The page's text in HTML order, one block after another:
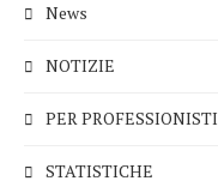
News
NOTIZIE
PER PROFESSIONISTI
STATISTICHE